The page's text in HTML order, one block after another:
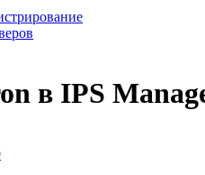
в IPS